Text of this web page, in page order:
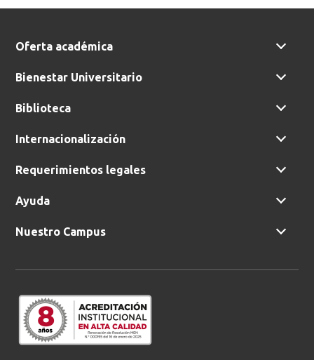
Oferta académica
Bienestar Universitario
Biblioteca
Internacionalización
Requerimientos legales
Ayuda
Nuestro Campus